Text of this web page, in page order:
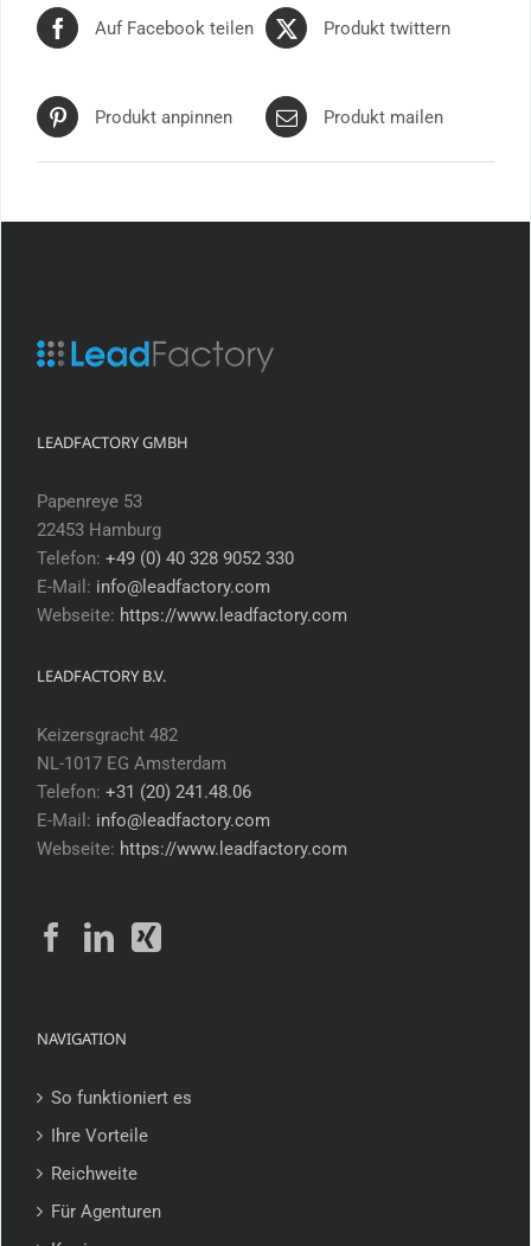
Auf Facebook teilen Produkt twittern
Produkt anpinnen Produkt mailen
LEADFACTORY GMBH
Papenreye 53
22453 Hamburg
Telefon: +49 (0) 40 328 9052 330
E-Mail: info@leadfactory.com
Webseite: https://www.leadfactory.com
LEADFACTORY B.V.
Keizersgracht 482
NL-1017 EG Amsterdam
Telefon: +31 (20) 241.48.06
E-Mail: info@leadfactory.com
Webseite: https://www.leadfactory.com
NAVIGATION
So funktioniert es
Ihre Vorteile
Reichweite
Für Agenturen